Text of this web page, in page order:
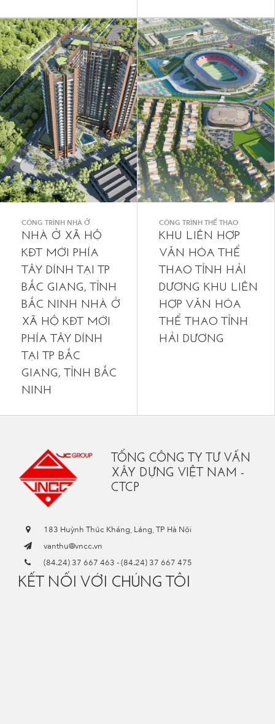
CÔNG TRÌNH NHÀ Ở
NHÀ Ở XÃ HỘ
KĐT MỚI PHÍA
TÂY DÍNH TẠI TP
BẮC GIANG, TỈNH
BẮC NINH NHÀ Ở
XÃ HỘ KĐT MỚI
PHÍA TÂY DÍNH
TẠI TP BẮC
GIANG, TỈNH BẮC
NINH
CÔNG TRÌNH THỂ THAO
KHU LIÊN HỢP
VĂN HÓA THỂ
THAO TỈNH HẢI
DƯƠNG KHU LIÊN
HỢP VĂN HÓA
THỂ THAO TỈNH
HẢI DƯƠNG
TỔNG CÔNG TY TƯ VẤN
XÂY DỰNG VIỆT NAM -
CTCP
183 Huỳnh Thúc Kháng, Láng, TP Hà Nội
vanthu@vncc.vn
(84.24) 37 667 463 -(84.24) 37 667 475
KẾT NỐI VỚI CHÚNG TÔI